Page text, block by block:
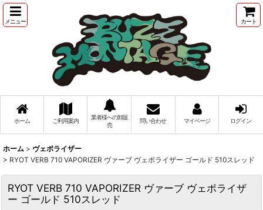
メニュー カート
ホーム ご利用案内
業者様への卸販
売
問い合わせ マイページ ログイン
ホーム > ヴェポライザー
> RYOT VERB 710 VAPORIZER ヴァーブ ヴェポライザー ゴールド 510スレッド
RYOT VERB 710 VAPORIZER ヴァーブ ヴェポライザ
ー ゴールド 510スレッド